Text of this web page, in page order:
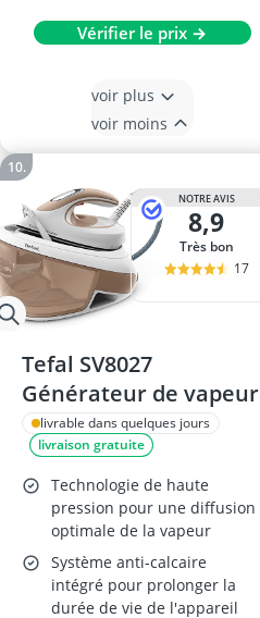
Vérifier le prix →
voir plus
voir moins
NOTRE AVIS
8,9
Très bon
17
Tefal SV8027
Générateur de vapeur
livrable dans quelques jours
livraison gratuite
Technologie de haute
pression pour une diffusion
optimale de la vapeur
Système anti-calcaire
intégré pour prolonger la
durée de vie de l'appareil